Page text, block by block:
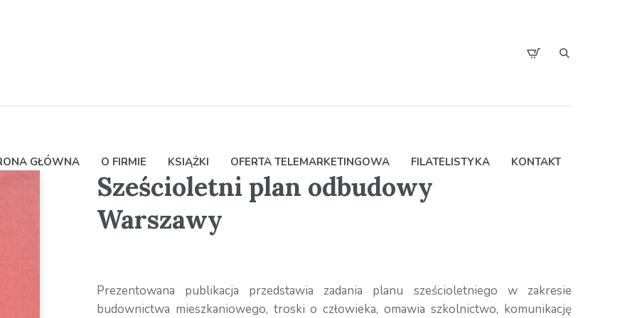
GŁÓWNA O FIRMIE KSIĄŻKI OFERTA TELEMARKETINGOWA FILATELISTYKA KONTAKT
Sześcioletni plan odbudowy
Warszawy
Prezentowana publikacja przedstawia zadania planu sześcioletniego w zakresie
budownictwa mieszkaniowego, troski o człowieka, omawia szkolnictwo, komunikację